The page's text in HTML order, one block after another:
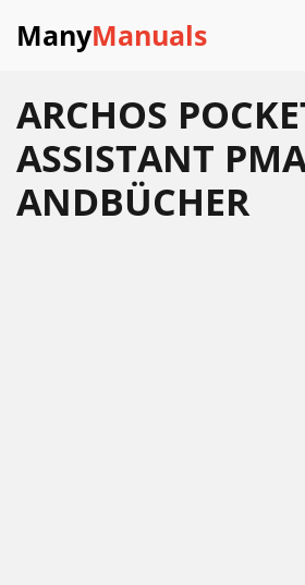
ManyManuals
ARCHOS
ASSISTANT
ANDBÜCHER